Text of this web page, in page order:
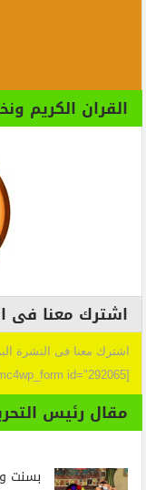
القران الكريم
اشترك معنا فى
اشترك معنا فى النشرة
[mc4wp_form id="292065"]
مقال رئيس
بسنت